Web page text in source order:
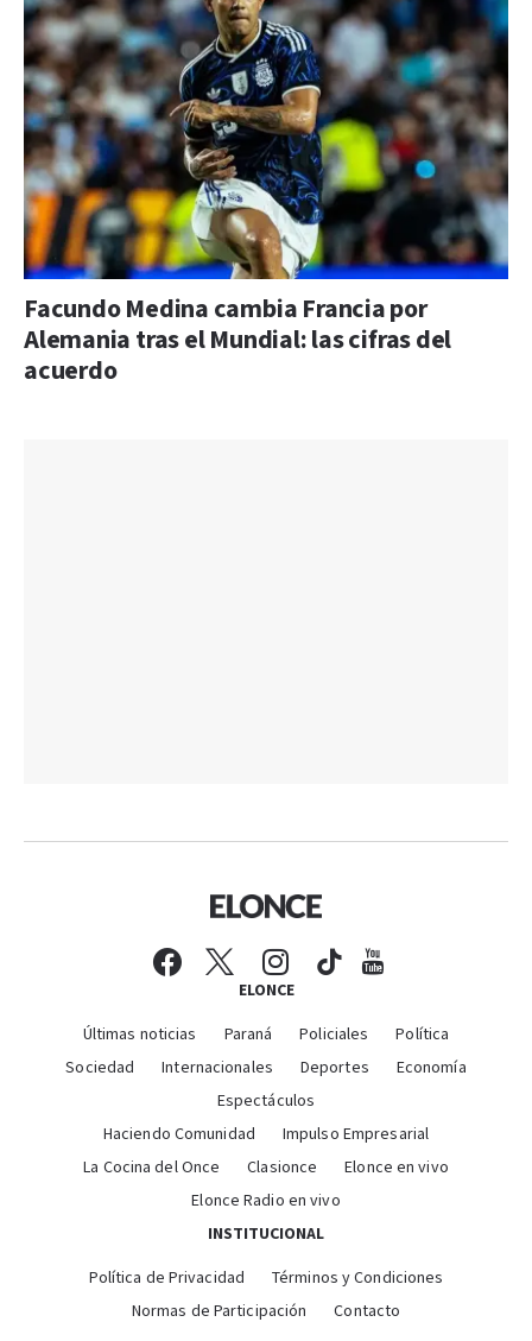
Facundo Medina cambia Francia por
Alemania tras el Mundial: las cifras del
acuerdo
ELONCE
Últimas noticias Paraná Policiales
Política
Sociedad
Internacionales Deportes
Economía
Espectáculos
Haciendo Comunidad
Impulso Empresarial
La Cocina del Once
Clasionce
Elonce en vivo
Elonce Radio en vivo
INSTITUCIONAL
Política de Privacidad
Términos y Condiciones
Normas de Participación
Contacto